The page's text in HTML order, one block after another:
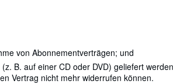
von Abonnementverträgen; und
B. auf einer CD oder DVD) geliefert
Vertrag nicht mehr widerrufen können.